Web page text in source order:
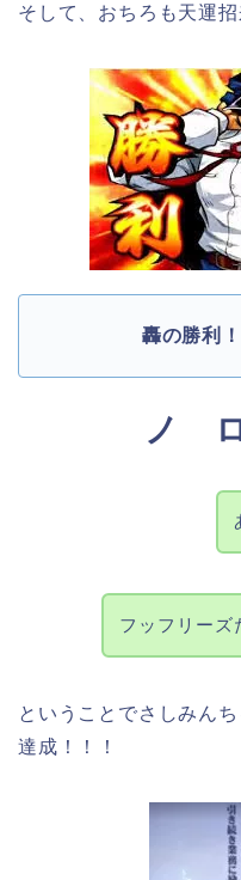
そして、おちろも天運招
轟の勝利
ノ
フッフリーズ
ということでさしみん
達成！！！